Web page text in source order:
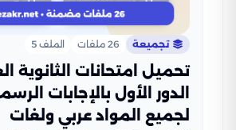
تجميعة 26 ملفات الملف 5
لجميع المواد عربي ولغات